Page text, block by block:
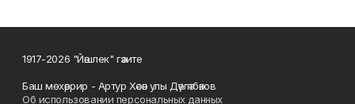
1917-2026 "Йәшлек" гәзите
Баш мөхәррир - Артур Хәсән улы Дәүләтбәков
Об использовании персональных данных